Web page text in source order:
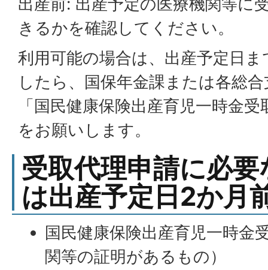
きるかを確認してください。
利用可能の場合は、出産予定日
したら、国保年金課または各総
「国民健康保険出産育児一時金
をお願いします。
受取代理申請に必
は出産予定日2か月
国民健康保険出産育児一時金
関等の証明があるもの）